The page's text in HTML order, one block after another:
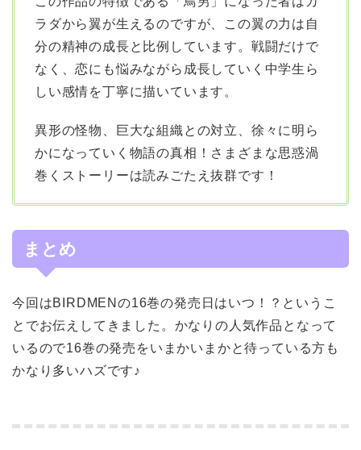
ラダから翼が生えるのですが、この翼の力は自
分の精神の成長と比例しています。戦闘だけで
なく、恋にも悩みながら成長していく中学生ら
しい感情を丁寧に描いています。
異形の怪物、巨大な組織との対立、徐々に明ら
かになっていく物語の真相！さまざまな思惑渦
巻くストーリーは読みごたえ抜群です！
まとめ
今回はBIRDMENの16巻の発売日はいつ！？というこ
とでお伝えしてきました。かなりの人気作品となって
いるので16巻の発売をいまかいまかと待っている方も
かなり多いハズです♪